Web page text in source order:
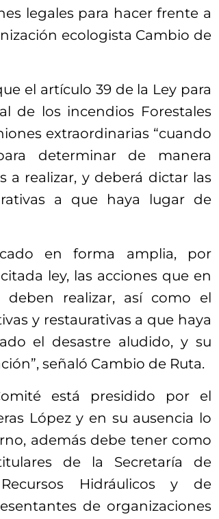
legales para hacer frente a
ecologista Cambio de
el artículo 39 de la Ley para
de los incendios Forestales
extraordinarias “cuando
determinar de manera
a realizar, y deberá dictar las
a que haya lugar de
en forma amplia, por
ley, las acciones que en
realizar, así como el
y restaurativas a que haya
el desastre aludido, y su
señaló Cambio de Ruta.
está presidido por el
López y en su ausencia lo
además debe tener como
de la Secretaría de
Hidráulicos y de
de organizaciones